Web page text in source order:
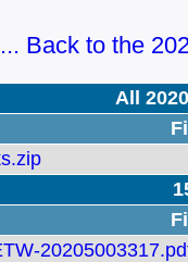
... Back to the
All